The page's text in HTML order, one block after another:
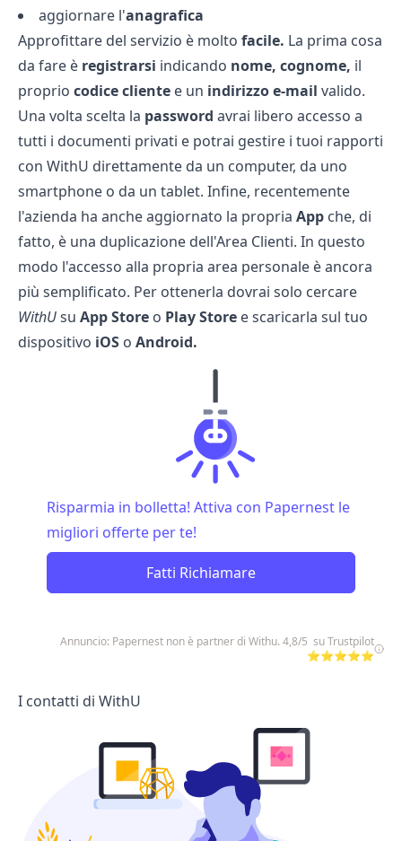
aggiornare l'anagrafica
Approfittare del servizio è molto facile. La prima cosa
da fare è registrarsi indicando nome, cognome, il
proprio codice cliente e un indirizzo e-mail valido.
Una volta scelta la password avrai libero accesso a
tutti i documenti privati e potrai gestire i tuoi rapporti
con WithU direttamente da un computer, da uno
smartphone o da un tablet. Infine, recentemente
l'azienda ha anche aggiornato la propria App che, di
fatto, è una duplicazione dell'Area Clienti. In questo
modo l'accesso alla propria area personale è ancora
più semplificato. Per ottenerla dovrai solo cercare
WithUsu App Store o Play Store e scaricarla sul tuo
dispositivo iOS o Android.
Risparmia in bolletta! Attiva con Papernest le
migliori offerte per te!
Fatti Richiamare
Annuncio: Papernest non è partner di Withu. 4,8/5 su Trustpilot
⭐⭐⭐⭐⭐
I contatti di WithU